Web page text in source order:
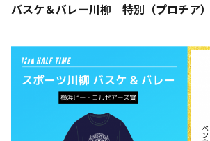
バスケ＆バレー川柳 特別（プロチア